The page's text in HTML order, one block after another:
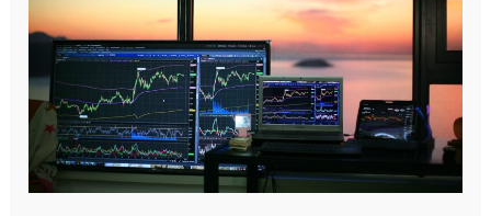
alianzas
estratégicas?